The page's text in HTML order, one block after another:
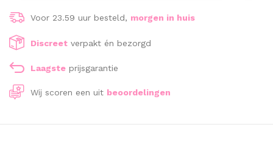
Voor 23.59 uur besteld, morgen in huis
Discreet verpakt én bezorgd
Laagste prijsgarantie
Wij scoren een uit beoordelingen